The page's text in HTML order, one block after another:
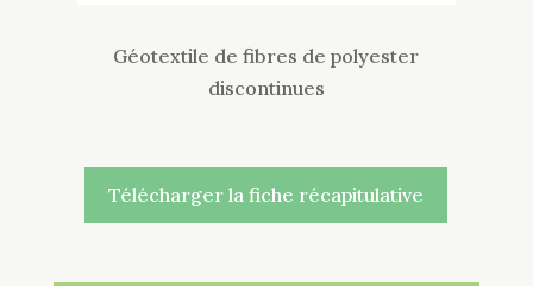
Géotextile de fibres de polyester
discontinues
Télécharger la fiche récapitulative